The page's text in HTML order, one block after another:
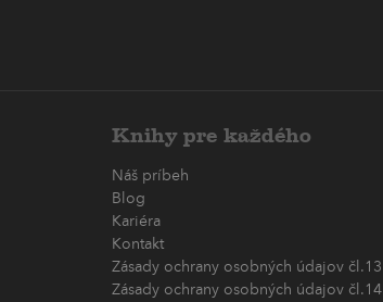
Knihy pre každého
Náš príbeh
Blog
Kariéra
Kontakt
Zásady ochrany osobných údajov čl.13
Zásady ochrany osobných údajov čl.14